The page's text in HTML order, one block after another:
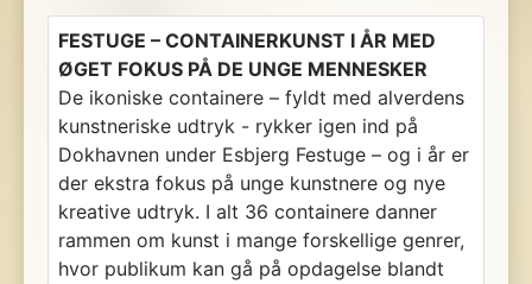
FESTUGE – CONTAINERKUNST I ÅR MED
ØGET FOKUS PÅ DE UNGE MENNESKER
De ikoniske containere – fyldt med alverdens
kunstneriske udtryk - rykker igen ind på
Dokhavnen under Esbjerg Festuge – og i år er
der ekstra fokus på unge kunstnere og nye
kreative udtryk. I alt 36 containere danner
rammen om kunst i mange forskellige genrer,
hvor publikum kan gå på opdagelse blandt